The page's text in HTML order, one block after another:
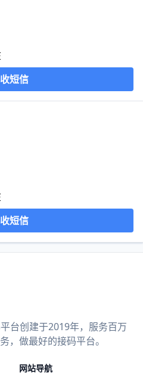
短信
短信
台创建于2019年，服务百万
，做最好的接码平台。
网站导航